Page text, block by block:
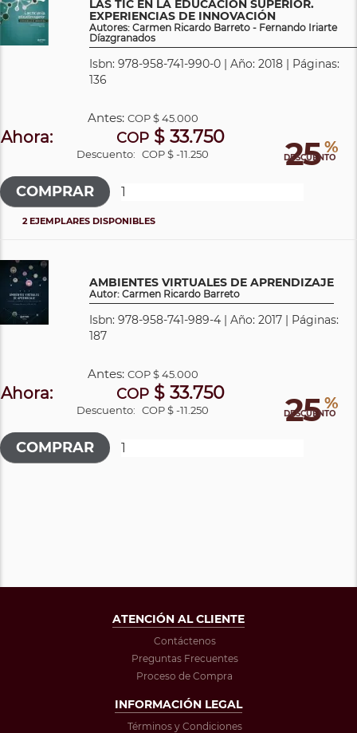
LAS TIC EN LA EDUCACIÓN SUPERIOR.
EXPERIENCIAS DE INNOVACIÓN
Autores: Carmen Ricardo Barreto - Fernando Iriarte
Díazgranados
Isbn: 978-958-741-990-0 | Año: 2018 | Páginas:
136
25 %
DESCUENTO
Antes: COP$ 45.000
Ahora: COP $ 33.750
Descuento: COP $ -11.250
2 EJEMPLARES DISPONIBLES
AMBIENTES VIRTUALES DE APRENDIZAJE
Autor: Carmen Ricardo Barreto
Isbn: 978-958-741-989-4 | Año: 2017 | Páginas:
187
25 %
DESCUENTO
Antes: COP$ 45.000
Ahora: COP $ 33.750
Descuento: COP $ -11.250
ATENCIÓN AL CLIENTE
Contáctenos
Preguntas Frecuentes
Proceso de Compra
INFORMACIÓN LEGAL
Términos y Condiciones